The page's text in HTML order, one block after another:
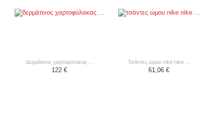
δερμάτινος χαρτοφύλακας ...
122 €
τσάντες ώμου nike nike ...
61,06 €